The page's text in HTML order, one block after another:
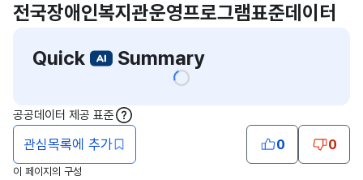
전국장애인복지관운영프로그램표준데이터
Quick
Summary
관심목록에 추가
공공데이터 제공 표준
도움말
0
0
이 페이지의 구성